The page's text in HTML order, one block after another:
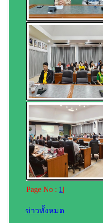
Page No : 1 |
ข่าวทั้งหมด